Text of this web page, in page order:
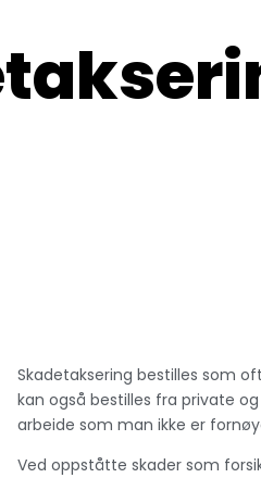
Skadetaksering bestilles som
kan også bestilles fra private
arbeide som man ikke er
Ved oppståtte skader som